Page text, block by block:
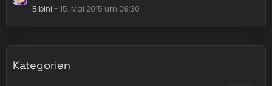
Bibini - 15. Mai 2015 um 09:30
Kategorien